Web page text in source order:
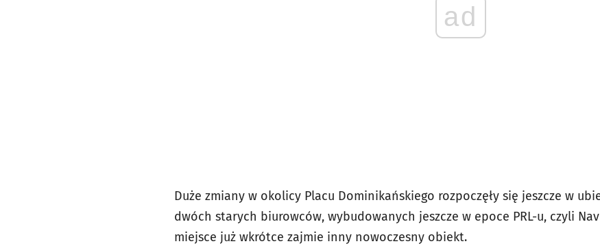
ad
Duże zmiany w okolicy Placu Dominikańskiego rozpoczęły się jeszcze w
dwóch starych biurowców, wybudowanych jeszcze w epoce PRL-u, czyli
miejsce już wkrótce zajmie inny nowoczesny obiekt.